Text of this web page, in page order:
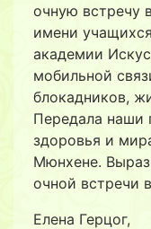
очную встречу
имени
академии
мобильной
блокадников,
Передала наши
здоровья и
Мюнхене.
очной встречи
Елена Герцог,